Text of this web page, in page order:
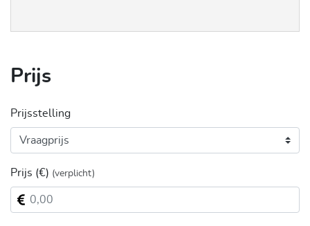
Prijs
Prijsstelling
Prijs (€) (verplicht)